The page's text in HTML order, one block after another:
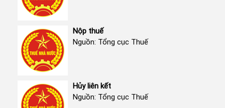
Nộp thuế
Nguồn: Tổng cục Thuế
Hủy liên kết
Nguồn: Tổng cục Thuế